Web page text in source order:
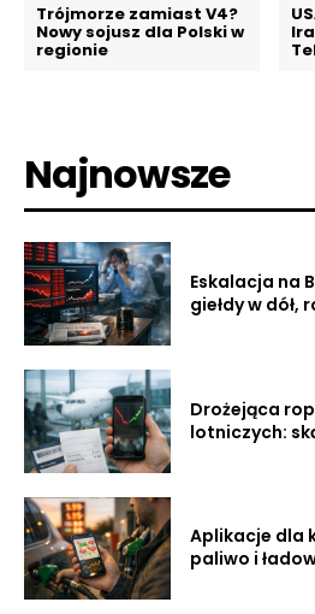
Trójmorze zamiast V4?
Nowy sojusz dla Polski w
regionie
Najnowsze
Eskalacja na
giełdy w dół,
Drożejąca
lotniczych:
Aplikacje dla
paliwo i